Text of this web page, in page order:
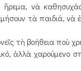
ἤρεμα, νὰ
τὰ παιδιά, νὰ
τὴ βοήθεια ποὺ
ἀλλὰ χαρούμενο